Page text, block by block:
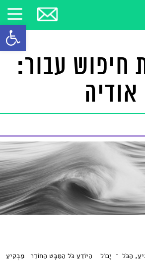
פתח
חיפוש עבור:
אודיה
הַכֹּל ־ יָכוֹל הַיּוֹדֵעַ כֹּל הַמַּבָּט הַחוֹדֵר מַבְקִיעַ